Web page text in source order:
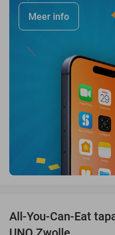
Meer info
All-You-Can-Eat